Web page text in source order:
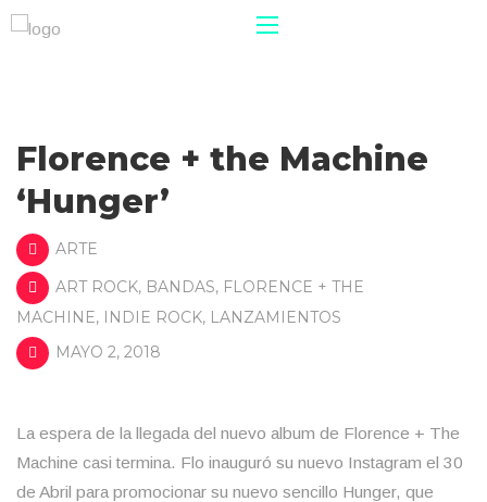
Florence + the Machine
‘Hunger’
ARTE
ART ROCK, BANDAS, FLORENCE + THE
MACHINE, INDIE ROCK, LANZAMIENTOS
MAYO 2, 2018
La espera de la llegada del nuevo album de Florence + The
Machine casi termina. Flo inauguró su nuevo Instagram el 30
de Abril para promocionar su nuevo sencillo Hunger, que